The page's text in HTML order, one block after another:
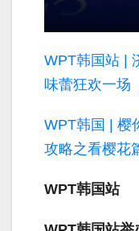
WPT韩国站 |
味蕾狂欢一场
WPT韩国 | 樱
攻略之看樱花
WPT韩国站